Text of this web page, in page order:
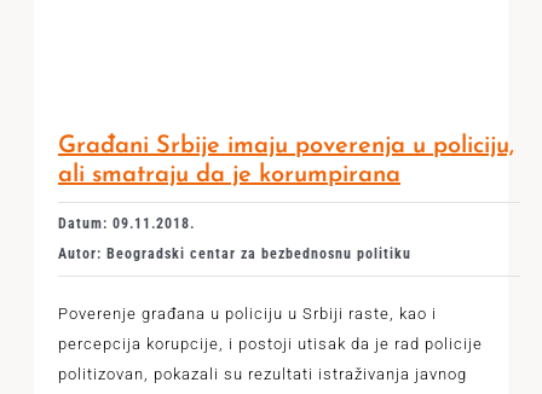
Građani Srbije imaju poverenja u policiju,
ali smatraju da je korumpirana
Datum: 09.11.2018.
Autor: Beogradski centar za bezbednosnu politiku
Poverenje građana u policiju u Srbiji raste, kao i
percepcija korupcije, i postoji utisak da je rad policije
politizovan, pokazali su rezultati istraživanja javnog